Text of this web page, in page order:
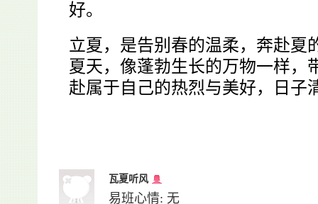
好。
立夏，是告别春的温柔，奔赴夏
夏天，像蓬勃生长的万物一样，
赴属于自己的热烈与美好，日子
瓦夏听风
易班心情: 无